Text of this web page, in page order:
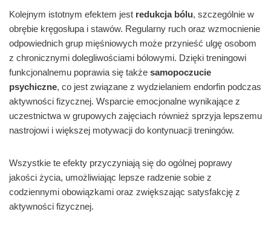
Kolejnym istotnym efektem jest redukcja bólu, szczególnie w
obrębie kręgosłupa i stawów. Regularny ruch oraz wzmocnienie
odpowiednich grup mięśniowych może przynieść ulgę osobom
z chronicznymi dolegliwościami bólowymi. Dzięki treningowi
funkcjonalnemu poprawia się także samopoczucie
psychiczne, co jest związane z wydzielaniem endorfin podczas
aktywności fizycznej. Wsparcie emocjonalne wynikające z
uczestnictwa w grupowych zajęciach również sprzyja lepszemu
nastrojowi i większej motywacji do kontynuacji treningów.
Wszystkie te efekty przyczyniają się do ogólnej poprawy
jakości życia, umożliwiając lepsze radzenie sobie z
codziennymi obowiązkami oraz zwiększając satysfakcję z
aktywności fizycznej.